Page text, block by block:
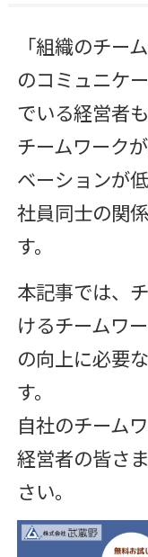
「組織のチー
のコミュニケ
でいる経営者
チームワーク
ベーションが
社員同士の関
す。
本記事では、
けるチームワ
の向上に必要
す。
自社のチーム
経営者の皆さ
さい。